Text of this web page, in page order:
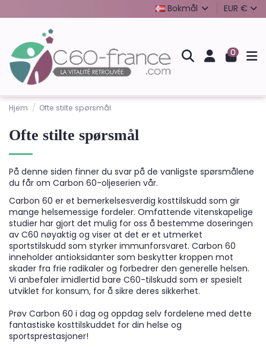
Bokmål EUR €
0
Hjem Ofte stilte spørsmål
Ofte stilte spørsmål
På denne siden finner du svar på de vanligste spørsmålene
du får om Carbon 60-oljeserien vår.
Carbon 60 er et bemerkelsesverdig kosttilskudd som gir
mange helsemessige fordeler. Omfattende vitenskapelige
studier har gjort det mulig for oss å bestemme doseringen
av C60 nøyaktig og viser at det er et utmerket
sportstilskudd som styrker immunforsvaret. Carbon 60
inneholder antioksidanter som beskytter kroppen mot
skader fra frie radikaler og forbedrer den generelle helsen.
Vi anbefaler imidlertid bare C60-tilskudd som er spesielt
utviklet for konsum, for å sikre deres sikkerhet.
Prøv Carbon 60 i dag og oppdag selv fordelene med dette
fantastiske kosttilskuddet for din helse og
sportsprestasjoner!